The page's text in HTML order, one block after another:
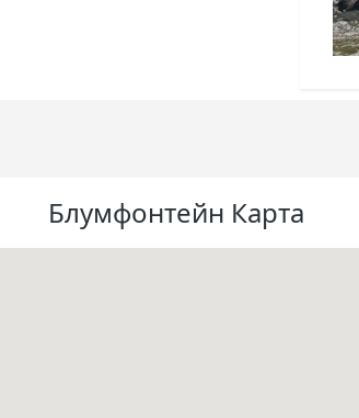
Блумфонтейн Карта